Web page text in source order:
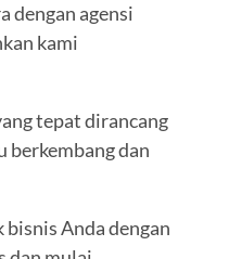
dengan agensi
kami
tepat dirancang
berkembang dan
Anda dengan